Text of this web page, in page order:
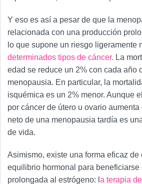
Y eso es así a pesar de que la
relacionada con una producción
lo que supone un riesgo ligeramente
determinados tipos de cáncer. La
edad se reduce un 2% con cada año
menopausia. En particular, la
isquémica es un 2% menor. Aunque
por cáncer de útero u ovario
neto de una menopausia tardía es
de vida.
Asimismo, existe una forma eficaz de
equilibrio hormonal para beneficiarse
prolongada al estrógeno: l a terapia